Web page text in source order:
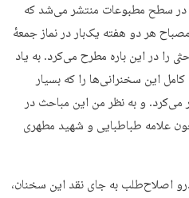
در سطح مطبوعات منتشر می‌شد که
هر دو هفته یک‌بار در نماز جمعهٔ
را در این باره مطرح می‌کرد. به یاد
این سخنرانی‌ها را که بسیار
می‌کرد. و به نظر من این مباحث در
علامه طباطبایی و شهید مطهری
اصلاح‌طلب به جای نقد این سخنان،